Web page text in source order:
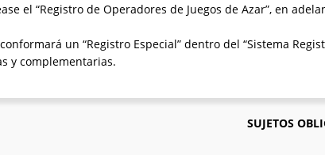
el “Registro de Operadores de Juegos de Azar”, en
conformará un “Registro Especial” dentro del “Sistema
y complementarias.
SUJETOS